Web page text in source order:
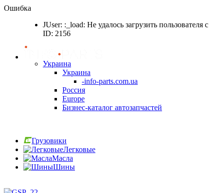
Ошибка
JUser: :_load: Не удалось загрузить пользователя с
ID: 2156
Украина
Украина
-info-parts.com.ua
Россия
Europe
Бизнес-каталог автозапчастей
Грузовики
Легковые
Масла
Шины